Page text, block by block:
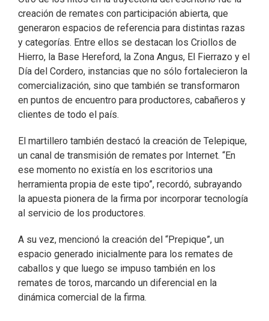
creación de remates con participación abierta, que
generaron espacios de referencia para distintas razas
y categorías. Entre ellos se destacan los Criollos de
Hierro, la Base Hereford, la Zona Angus, El Fierrazo y el
Día del Cordero, instancias que no sólo fortalecieron la
comercialización, sino que también se transformaron
en puntos de encuentro para productores, cabañeros y
clientes de todo el país.
El martillero también destacó la creación de Telepique,
un canal de transmisión de remates por Internet. “En
ese momento no existía en los escritorios una
herramienta propia de este tipo”, recordó, subrayando
la apuesta pionera de la firma por incorporar tecnología
al servicio de los productores.
A su vez, mencionó la creación del “Prepique”, un
espacio generado inicialmente para los remates de
caballos y que luego se impuso también en los
remates de toros, marcando un diferencial en la
dinámica comercial de la firma.